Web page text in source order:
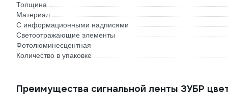
Толщина
Материал
С информационными надписями
Светоотражающие элементы
Фотолюминесцентная
Количество в упаковке
Преимущества сигнальной ленты ЗУБР